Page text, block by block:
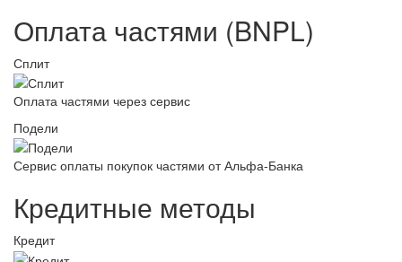
Оплата частями (BNPL)
Сплит
Оплата частями через сервис
Подели
Сервис оплаты покупок частями от Альфа-Банка
Кредитные методы
Кредит